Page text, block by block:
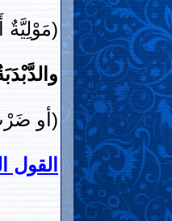
(أو
القول